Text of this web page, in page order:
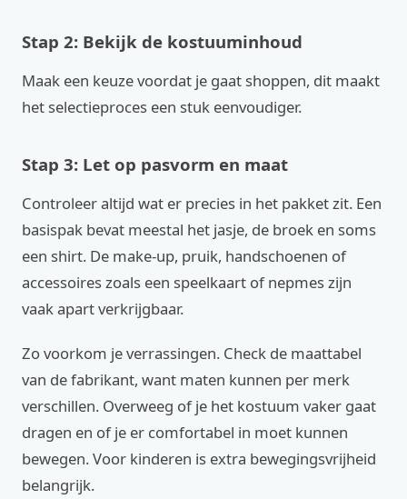
Stap 2: Bekijk de kostuuminhoud
Maak een keuze voordat je gaat shoppen, dit maakt
het selectieproces een stuk eenvoudiger.
Stap 3: Let op pasvorm en maat
Controleer altijd wat er precies in het pakket zit. Een
basispak bevat meestal het jasje, de broek en soms
een shirt. De make-up, pruik, handschoenen of
accessoires zoals een speelkaart of nepmes zijn
vaak apart verkrijgbaar.
Zo voorkom je verrassingen. Check de maattabel
van de fabrikant, want maten kunnen per merk
verschillen. Overweeg of je het kostuum vaker gaat
dragen en of je er comfortabel in moet kunnen
bewegen. Voor kinderen is extra bewegingsvrijheid
belangrijk.